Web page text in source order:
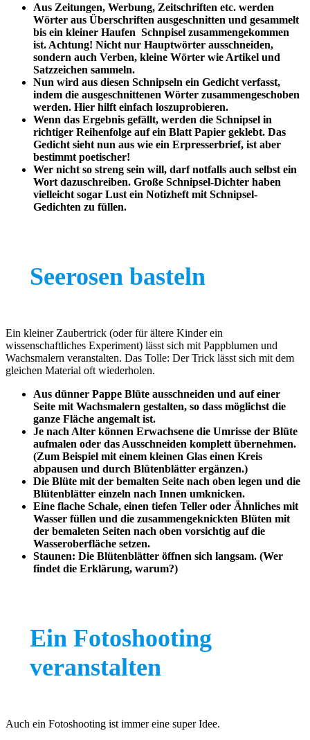
Aus Zeitungen, Werbung, Zeitschriften etc. werden
Wörter aus Überschriften ausgeschnitten und gesammelt
bis ein kleiner Haufen Schnpisel zusammengekommen
ist. Achtung! Nicht nur Hauptwörter ausschneiden,
sondern auch Verben, kleine Wörter wie Artikel und
Satzzeichen sammeln.
Nun wird aus diesen Schnipseln ein Gedicht verfasst,
indem die ausgeschnittenen Wörter zusammengeschoben
werden. Hier hilft einfach loszuprobieren.
Wenn das Ergebnis gefällt, werden die Schnipsel in
richtiger Reihenfolge auf ein Blatt Papier geklebt. Das
Gedicht sieht nun aus wie ein Erpresserbrief, ist aber
bestimmt poetischer!
Wer nicht so streng sein will, darf notfalls auch selbst ein
Wort dazuschreiben. Große Schnipsel-Dichter haben
vielleicht sogar Lust ein Notizheft mit Schnipsel-
Gedichten zu füllen.
Seerosen basteln
Ein kleiner Zaubertrick (oder für ältere Kinder ein
wissenschaftliches Experiment) lässt sich mit Pappblumen und
Wachsmalern veranstalten. Das Tolle: Der Trick lässt sich mit dem
gleichen Material oft wiederholen.
Aus dünner Pappe Blüte ausschneiden und auf einer
Seite mit Wachsmalern gestalten, so dass möglichst die
ganze Fläche angemalt ist.
Je nach Alter können Erwachsene die Umrisse der Blüte
aufmalen oder das Ausschneiden komplett übernehmen.
(Zum Beispiel mit einem kleinen Glas einen Kreis
abpausen und durch Blütenblätter ergänzen.)
Die Blüte mit der bemalten Seite nach oben legen und die
Blütenblätter einzeln nach Innen umknicken.
Eine flache Schale, einen tiefen Teller oder Ähnliches mit
Wasser füllen und die zusammengeknickten Blüten mit
der bemaleten Seiten nach oben vorsichtig auf die
Wasseroberfläche setzen.
Staunen: Die Blütenblätter öffnen sich langsam. (Wer
findet die Erklärung, warum?)
Ein Fotoshooting
veranstalten
Auch ein Fotoshooting ist immer eine super Idee.